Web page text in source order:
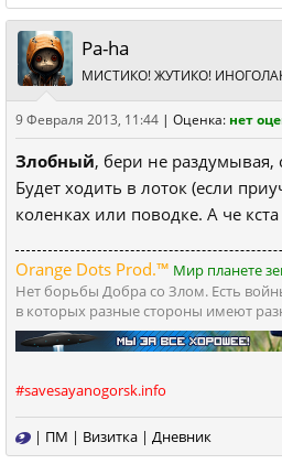
Pa-ha
МИСТИКО! ЖУТИКО!
9 Февраля 2013, 11:44 | Оценка: нет
Злобный, бери не раздумывая,
Будет ходить в лоток (если
коленках или поводке. А че
Orange Dots Prod.™ Мир планете
Нет борьбы Добра со Злом. Есть
в которых разные стороны имеют
#savesayanogorsk.info
| ПМ | Визитка | Дневник